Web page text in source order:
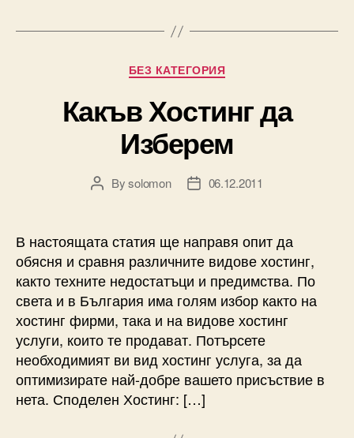
Categories
БЕЗ КАТЕГОРИЯ
Какъв Хостинг да
Изберем
PostBysolomon
Post06.12.2011
В настоящата статия ще направя опит да
обясня и сравня различните видове хостинг,
както техните недостатъци и предимства. По
света и в България има голям избор както на
хостинг фирми, така и на видове хостинг
услуги, които те продават. Потърсете
необходимият ви вид хостинг услуга, за да
оптимизирате най-добре вашето присъствие в
нета. Споделен Хостинг: […]